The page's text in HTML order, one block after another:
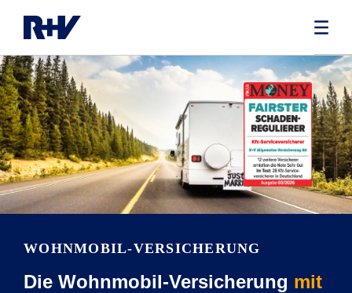
WOHNMOBIL-VERSICHERUNG
Die Wohnmobil-Versicherung mit